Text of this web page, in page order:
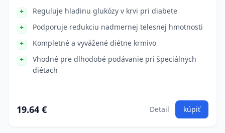
Reguluje hladinu glukózy v krvi pri diabete
Podporuje redukciu nadmernej telesnej hmotnosti
Kompletné a vyvážené diétne krmivo
Vhodné pre dlhodobé podávanie pri špeciálnych
diétach
19.64 € Detail kúpiť